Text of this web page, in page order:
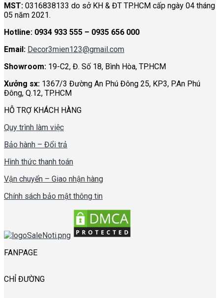
MST: 0316838133 do sở KH & ĐT TP.HCM cấp ngày 04 tháng
05 năm 2021.
Hotline: 0934 933 555 – 0935 656 000
Email: Decor3mien123@gmail.com
Showroom: 19-C2, Đ. Số 18, Bình Hòa, TP.HCM
Xưởng sx: 1367/3 Đường An Phú Đông 25, KP3, P.An Phú
Đông, Q.12, TP.HCM
HỖ TRỢ KHÁCH HÀNG
Quy trình làm việc
Bảo hành – Đổi trả
Hình thức thanh toán
Vận chuyển – Giao nhận hàng
Chính sách bảo mật thông tin
FANPAGE
CHỈ ĐƯỜNG